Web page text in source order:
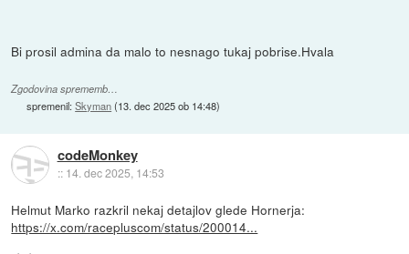
Bi prosil admina da malo to nesnago tukaj pobrise.Hvala
Zgodovina sprememb…
spremenil:Skyman(13. dec 2025 ob 14:48)
codeMonkey
:: 14. dec 2025, 14:53
Helmut Marko razkril nekaj detajlov glede Hornerja:
https://x.com/racepluscom/status/200014...